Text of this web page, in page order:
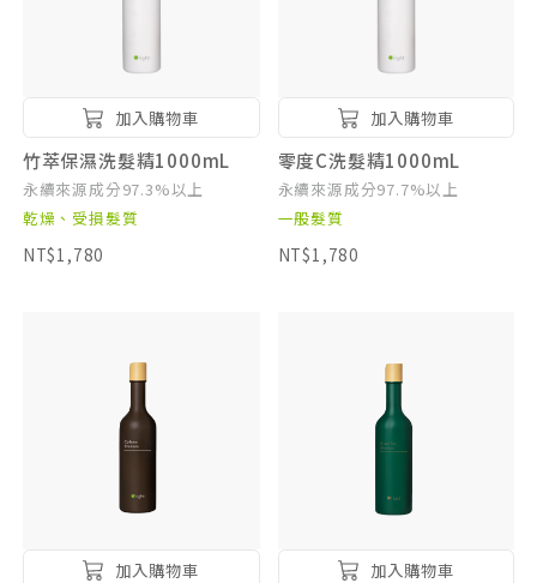
加入購物車
竹萃保濕洗髮精1000mL
永續來源成分97.3%以上
乾燥、受損髮質
NT$1,780
加入購物車
零度C洗髮精1000mL
永續來源成分97.7%以上
一般髮質
NT$1,780
加入購物車 加入購物車